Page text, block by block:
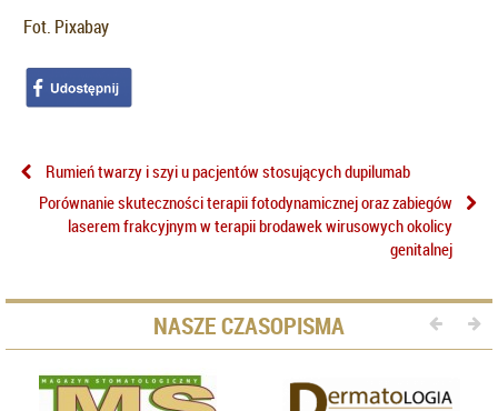
Fot. Pixabay
Rumień twarzy i szyi u pacjentów stosujących dupilumab
Porównanie skuteczności terapii fotodynamicznej oraz zabiegów
laserem frakcyjnym w terapii brodawek wirusowych okolicy
genitalnej
NASZE CZASOPISMA